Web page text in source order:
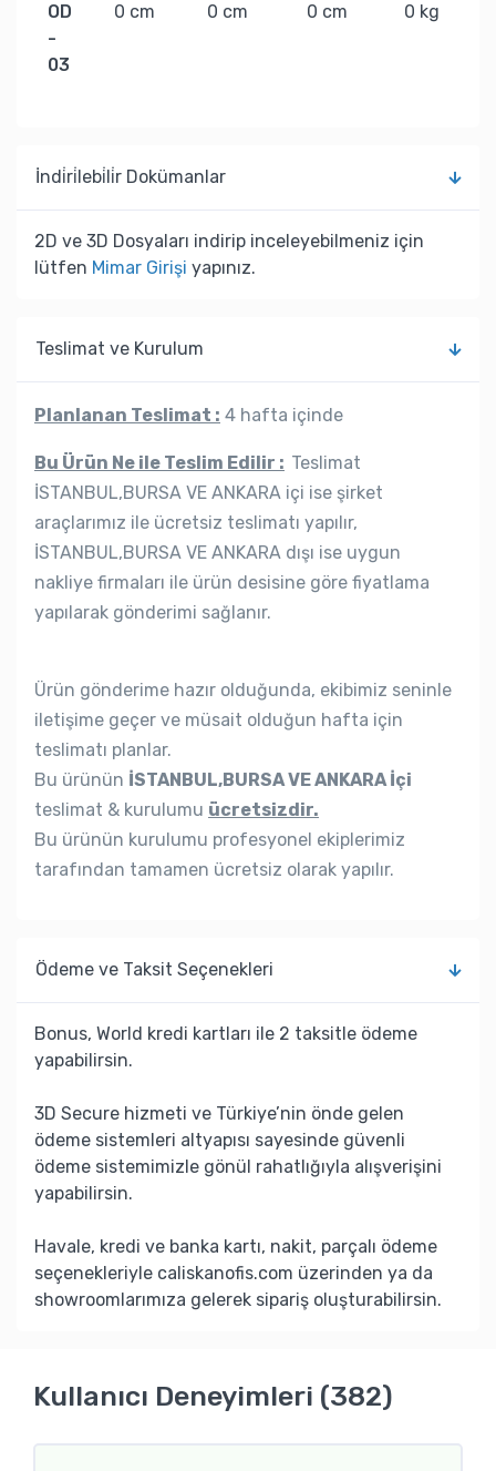
OD
-
03
0 cm 0 cm 0 cm 0 kg
İndi̇ri̇lebi̇li̇r Dokümanlar
2D ve 3D Dosyaları indirip inceleyebilmeniz için
lütfen Mimar Girişi yapınız.
Teslimat ve Kurulum
Planlanan Teslimat : 4 hafta içinde
Bu Ürün Ne ile Teslim Edilir : Teslimat
İSTANBUL,BURSA VE ANKARA içi ise şirket
araçlarımız ile ücretsiz teslimatı yapılır,
İSTANBUL,BURSA VE ANKARA dışı ise uygun
nakliye firmaları ile ürün desisine göre fiyatlama
yapılarak gönderimi sağlanır.
Ürün gönderime hazır olduğunda, ekibimiz seninle
iletişime geçer ve müsait olduğun hafta için
teslimatı planlar.
Bu ürünün İSTANBUL,BURSA VE ANKARA İçi
teslimat & kurulumu ücretsizdir.
Bu ürünün kurulumu profesyonel ekiplerimiz
tarafından tamamen ücretsiz olarak yapılır.
Ödeme ve Taksit Seçenekleri
Bonus, World kredi kartları ile 2 taksitle ödeme
yapabilirsin.
3D Secure hizmeti ve Türkiye’nin önde gelen
ödeme sistemleri altyapısı sayesinde güvenli
ödeme sistemimizle gönül rahatlığıyla alışverişini
yapabilirsin.
Havale, kredi ve banka kartı, nakit, parçalı ödeme
seçenekleriyle caliskanofis.com üzerinden ya da
showroomlarımıza gelerek sipariş oluşturabilirsin.
Kullanıcı Deneyimleri (382)